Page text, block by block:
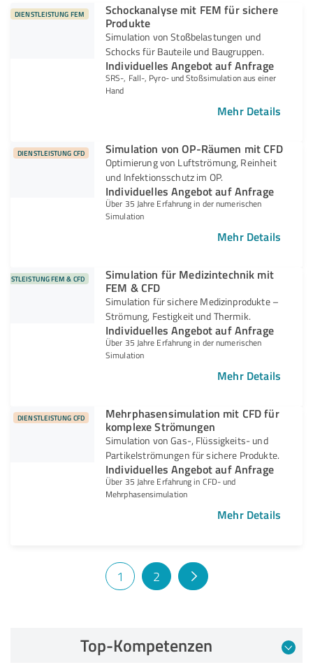
DIENSTLEISTUNG FEM
Schockanalyse mit FEM für sichere
Produkte
Simulation von Stoßbelastungen und
Schocks für Bauteile und Baugruppen.
Individuelles Angebot auf Anfrage
SRS-, Fall-, Pyro- und Stoßsimulation aus einer
Hand
Mehr Details
DIENSTLEISTUNG CFD Simulation von OP-Räumen mit CFD
Optimierung von Luftströmung, Reinheit
und Infektionsschutz im OP.
Individuelles Angebot auf Anfrage
Über 35 Jahre Erfahrung in der numerischen
Simulation
Mehr Details
FEM & CFD
Simulation für Medizintechnik mit
FEM & CFD
Simulation für sichere Medizinprodukte –
Strömung, Festigkeit und Thermik.
Individuelles Angebot auf Anfrage
Über 35 Jahre Erfahrung in der numerischen
Simulation
Mehr Details
DIENSTLEISTUNG CFD
Mehrphasensimulation mit CFD für
komplexe Strömungen
Simulation von Gas-, Flüssigkeits- und
Partikelströmungen für sichere Produkte.
Individuelles Angebot auf Anfrage
Über 35 Jahre Erfahrung in CFD- und
Mehrphasensimulation
Mehr Details
1 2
Top-Kompetenzen